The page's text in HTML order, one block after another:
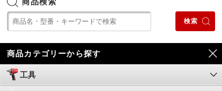
商品カテゴリーから探す
工具